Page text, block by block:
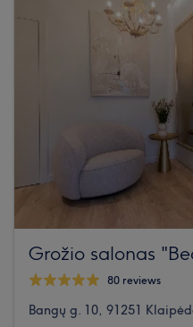
Grožio salonas
80 reviews
Bangų g. 10, 91251